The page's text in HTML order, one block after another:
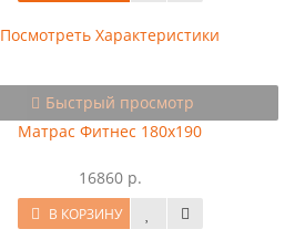
Посмотреть Характеристики
Быстрый просмотр
Матрас Фитнес 180x190
16860 р.
В КОРЗИНУ